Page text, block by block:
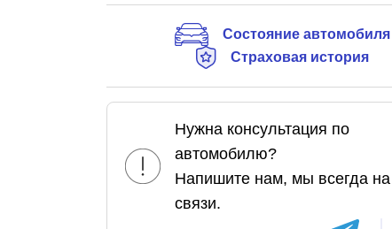
Состояние автомобиля
Страховая история
Нужна консультация по
автомобилю?
Напишите нам, мы всегда на
связи.